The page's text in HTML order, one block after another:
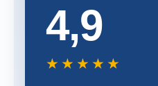
4,9
★★★★★